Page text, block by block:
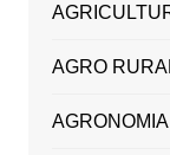
AGRO
AGRONOMIA